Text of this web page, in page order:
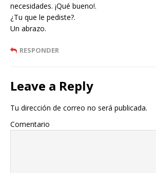
necesidades. ¡Qué bueno!.
¿Tu que le pediste?.
Un abrazo.
RESPONDER
Leave a Reply
Tu dirección de correo no será publicada.
Comentario